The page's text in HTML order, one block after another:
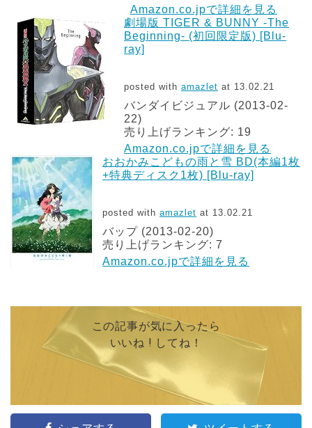
Amazon.co.jpで詳細を見る
劇場版 TIGER & BUNNY -The
Beginning- (初回限定版) [Blu-
ray]
posted with amazlet at 13.02.21
バンダイビジュアル (2013-02-
22)
売り上げランキング: 19
Amazon.co.jpで詳細を見る
おおかみこどもの雨と雪 BD(本編1枚
+特典ディスク1枚) [Blu-ray]
posted with amazlet at 13.02.21
バップ (2013-02-20)
売り上げランキング: 7
Amazon.co.jpで詳細を見る
この記事が気に入ったら
いいね ! してね！